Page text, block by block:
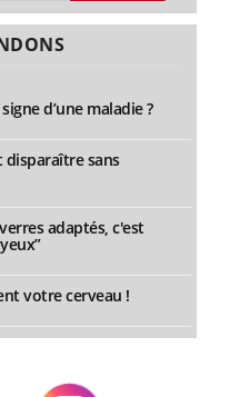
d’une maladie ?
disparaître sans
adaptés, c'est
votre cerveau !